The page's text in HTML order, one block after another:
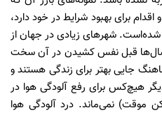
برای بهبود شرایط در خود دارد،
شهرهای زیادی در جهان از
سال‌ها قبل نفس کشیدن در آن سخت
جایی بهتر برای زندگی هستند و
هیچ‌کس برای رفع آلودگی هوا در
موقت) نمی‌ماند. درد آلودگی هوا